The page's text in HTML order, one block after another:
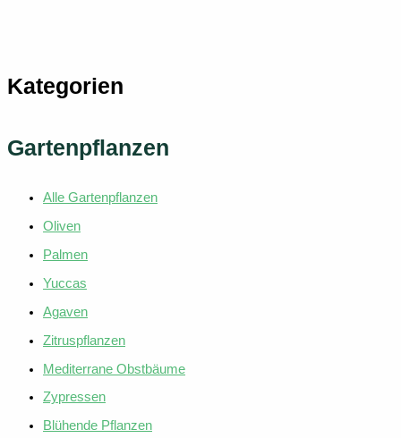
Kategorien
Gartenpflanzen
Alle Gartenpflanzen
Oliven
Palmen
Yuccas
Agaven
Zitruspflanzen
Mediterrane Obstbäume
Zypressen
Blühende Pflanzen